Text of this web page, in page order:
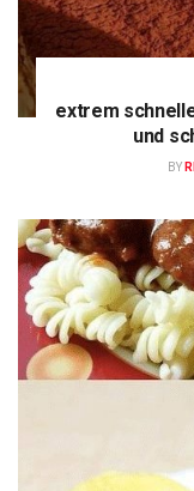
extrem
und
BY